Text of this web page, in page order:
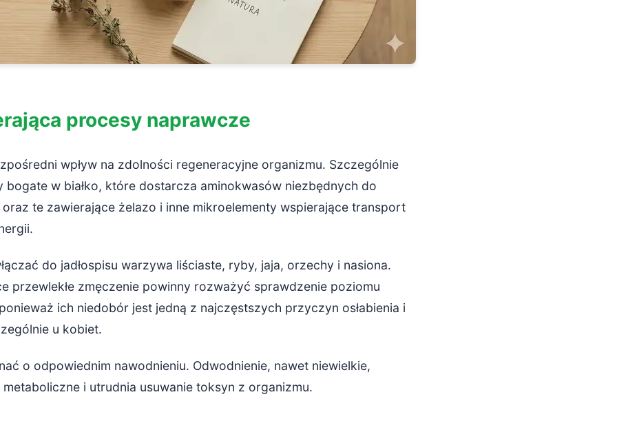
procesy naprawcze
wpływ na zdolności regeneracyjne organizmu. Szczególnie
bogate w białko, które dostarcza aminokwasów niezbędnych do
te zawierające żelazo i inne mikroelementy wspierające transport
do jadłospisu warzywa liściaste, ryby, jaja, orzechy i nasiona.
przewlekłe zmęczenie powinny rozważyć sprawdzenie poziomu
ich niedobór jest jedną z najczęstszych przyczyn osłabienia i
u kobiet.
o odpowiednim nawodnieniu. Odwodnienie, nawet niewielkie,
i utrudnia usuwanie toksyn z organizmu.